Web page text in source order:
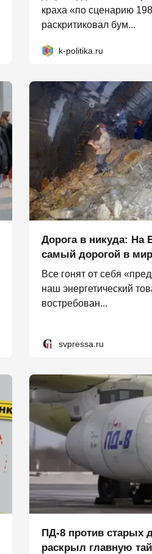
краха «по сценарию
раскритиковал бум...
k-politika.ru
Дорога в никуда: На
самый дорогой в
Все гонят от себя
наш энергетический
востребован...
svpressa.ru
ПД-8 против старых
раскрыл главную